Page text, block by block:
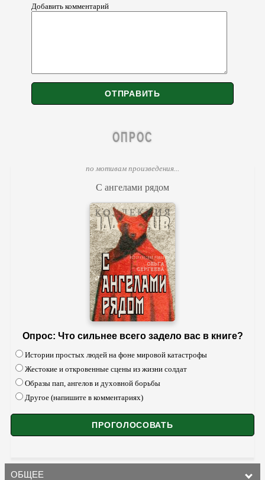
Добавить комментарий
ОПРОС
по мотивам произведения...
С ангелами рядом
Опрос: Что сильнее всего задело вас в книге?
Истории простых людей на фоне мировой катастрофы
Жестокие и откровенные сцены из жизни солдат
Образы пап, ангелов и духовной борьбы
Другое (напишите в комментариях)
ОБЩЕЕ